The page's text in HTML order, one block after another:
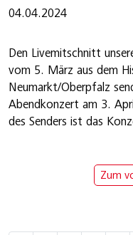
04.04.2024
Den Livemitschnitt
vom 5. März aus dem
Neumarkt/Oberpfalz
Abendkonzert am 3.
des Senders ist das
Zum